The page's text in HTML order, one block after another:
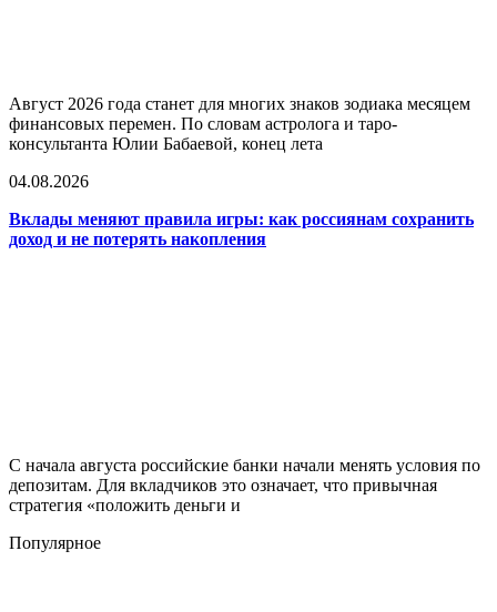
Август 2026 года станет для многих знаков зодиака месяцем
финансовых перемен. По словам астролога и таро-
консультанта Юлии Бабаевой, конец лета
04.08.2026
Вклады меняют правила игры: как россиянам сохранить
доход и не потерять накопления
С начала августа российские банки начали менять условия по
депозитам. Для вкладчиков это означает, что привычная
стратегия «положить деньги и
Популярное